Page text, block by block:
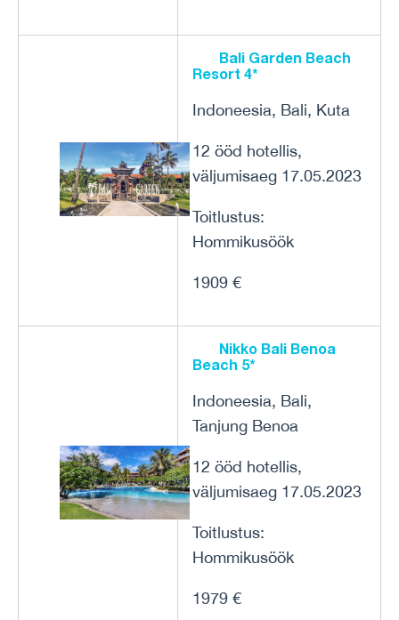
Bali Garden Beach
Resort 4*
Indoneesia, Bali, Kuta
12 ööd hotellis,
väljumisaeg 17.05.2023
Toitlustus:
Hommikusöök
1909 €
Nikko Bali Benoa
Beach 5*
Indoneesia, Bali,
Tanjung Benoa
12 ööd hotellis,
väljumisaeg 17.05.2023
Toitlustus:
Hommikusöök
1979 €